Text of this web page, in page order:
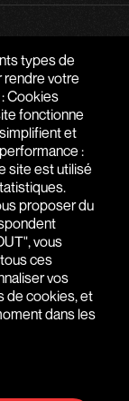
types de
rendre votre
Cookies
fonctionne
et
:
site est utilisé
proposer du
vous
ces
vos
de cookies, et
dans les
FRANCE